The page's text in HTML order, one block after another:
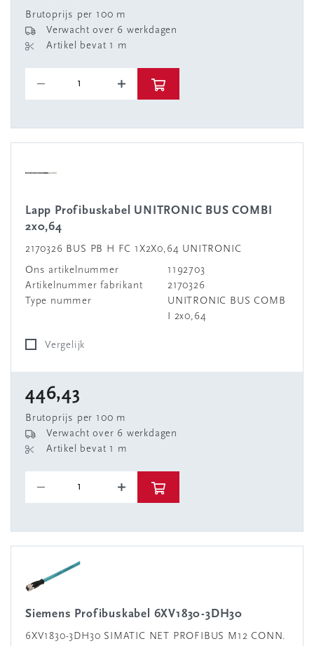
Brutoprijs per 100 m
Verwacht over 6 werkdagen
Artikel bevat 1 m
Lapp Profibuskabel UNITRONIC BUS COMBI
2x0,64
2170326 BUS PB H FC 1X2X0,64 UNITRONIC
Ons artikelnummer
1192703
Artikelnummer fabrikant
2170326
Type nummer
UNITRONIC BUS COMB
I 2x0,64
Vergelijk
446,43
Brutoprijs per 100 m
Verwacht over 6 werkdagen
Artikel bevat 1 m
Siemens Profibuskabel 6XV1830-3DH30
6XV1830-3DH30 SIMATIC NET PROFIBUS M12 CONN.